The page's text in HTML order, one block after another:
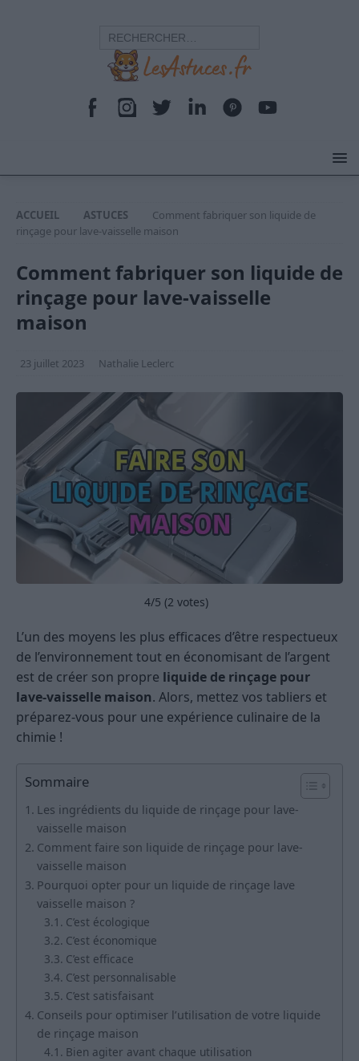
ACCUEIL ASTUCES
Comment fabriquer son liquide de
rinçage pour lave-vaisselle maison
Comment fabriquer son liquide de
rinçage pour lave-vaisselle
maison
23 juillet 2023 Nathalie Leclerc
4/5 (2 votes)
L’un des moyens les plus efficaces d’être respectueux
de l’environnement tout en économisant de l’argent
est de créer son propre liquide de rinçage pour
lave-vaisselle maison. Alors, mettez vos tabliers et
préparez-vous pour une expérience culinaire de la
chimie !
Sommaire
Les ingrédients du liquide de rinçage pour lave-
vaisselle maison
Comment faire son liquide de rinçage pour lave-
vaisselle maison
Pourquoi opter pour un liquide de rinçage lave
vaisselle maison ?
C’est écologique
C’est économique
C’est efficace
C’est personnalisable
C’est satisfaisant
Conseils pour optimiser l’utilisation de votre liquide
de rinçage maison
Bien agiter avant chaque utilisation